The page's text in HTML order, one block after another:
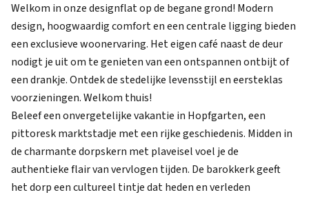
Welkom in onze designflat op de begane grond! Modern
design, hoogwaardig comfort en een centrale ligging bieden
een exclusieve woonervaring. Het eigen café naast de deur
nodigt je uit om te genieten van een ontspannen ontbijt of
een drankje. Ontdek de stedelijke levensstijl en eersteklas
voorzieningen. Welkom thuis!
Beleef een onvergetelijke vakantie in Hopfgarten, een
pittoresk marktstadje met een rijke geschiedenis. Midden in
de charmante dorpskern met plaveisel voel je de
authentieke flair van vervlogen tijden. De barokkerk geeft
het dorp een cultureel tintje dat heden en verleden